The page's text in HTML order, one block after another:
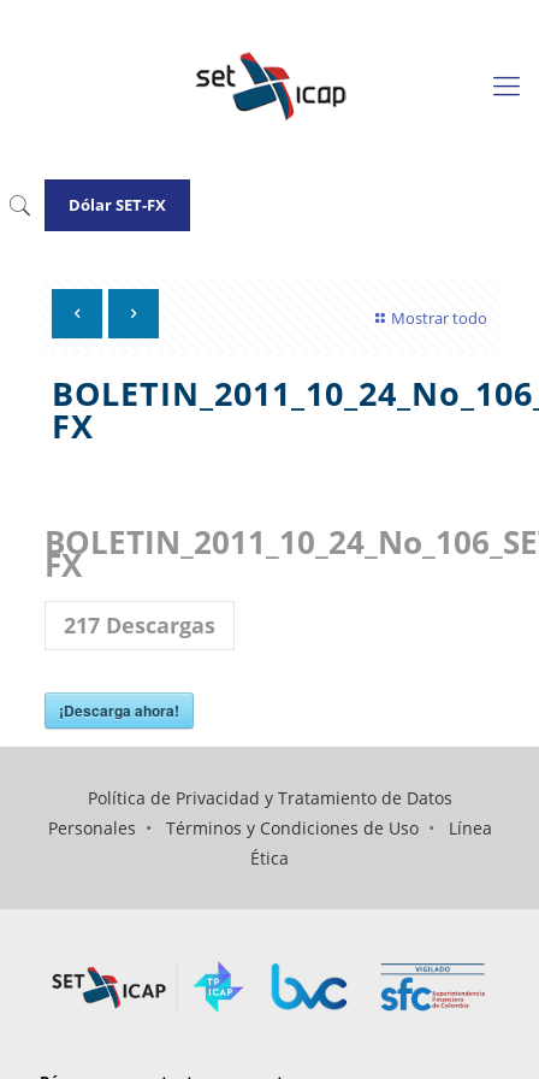
Dólar SET-FX
Mostrar todo
FX
FX
217Descargas
¡Descarga ahora!
Política de Privacidad y Tratamiento de Datos
Personales • Términos y Condiciones de Uso• Línea
Ética